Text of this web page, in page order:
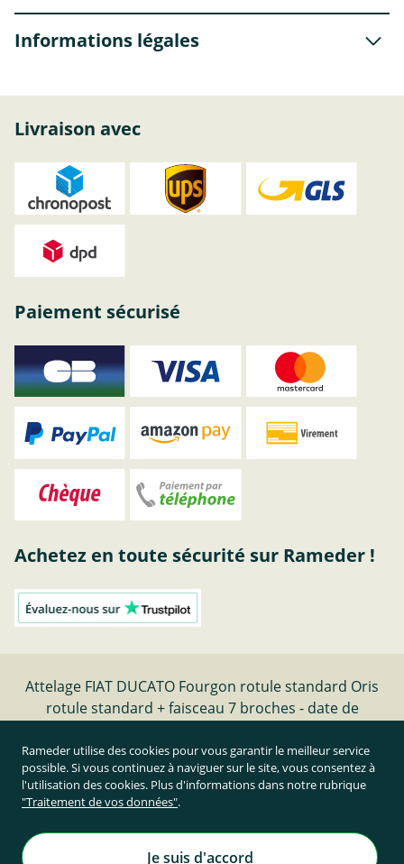
Informations légales
Livraison avec
Paiement sécurisé
Achetez en toute sécurité sur Rameder !
Attelage FIAT DUCATO Fourgon rotule standard Oris
rotule standard + faisceau 7 broches - date de
Résilier le contrat
Prix TTC et hors frais de port
Rameder Attelage France
Rameder utilise des cookies pour vous garantir le meilleur service
possible. Si vous continuez à naviguer sur le site, vous consentez à
l'utilisation des cookies. Plus d'informations dans notre rubrique
"Traitement de vos données".
Je suis d'accord